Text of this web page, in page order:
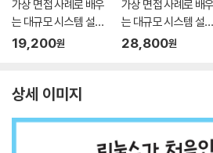
가상 면접 사례로 배우
는 대규모 시스템 설계
기초
19,200원
가상 면접 사례로 배우
는 대규모 시스템 설계
기초 2
28,800원
상세 이미지